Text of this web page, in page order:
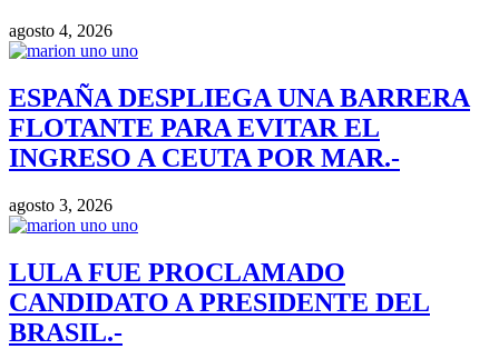
agosto 4, 2026
ESPAÑA DESPLIEGA UNA BARRERA
FLOTANTE PARA EVITAR EL
INGRESO A CEUTA POR MAR.-
agosto 3, 2026
LULA FUE PROCLAMADO
CANDIDATO A PRESIDENTE DEL
BRASIL.-